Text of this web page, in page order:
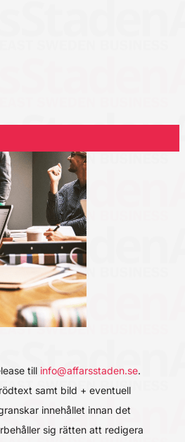
till info@affarsstaden.se.
samt bild + eventuell
innehållet innan det
sig rätten att redigera